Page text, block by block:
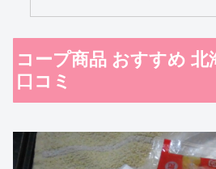
コープ商品 おすすめ 北
口コミ